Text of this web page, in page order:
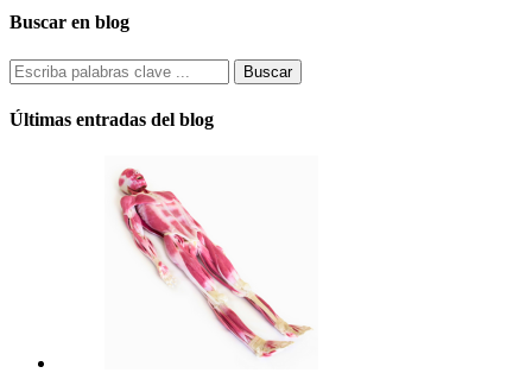
Buscar en blog
Últimas entradas del blog